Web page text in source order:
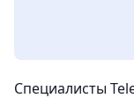
Специалисты